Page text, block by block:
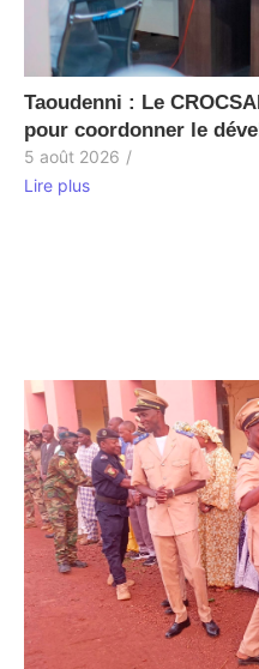
Taoudenni : Le
pour coordonner le
5 août 2026 /
Lire plus